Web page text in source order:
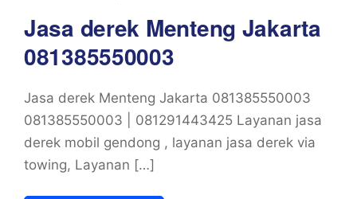
Jasa derek Menteng Jakarta
081385550003
Jasa derek Menteng Jakarta 081385550003
081385550003 | 081291443425 Layanan jasa
derek mobil gendong , layanan jasa derek via
towing, Layanan […]